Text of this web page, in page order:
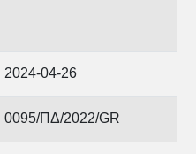
2024-04-26
0095/ΠΔ/2022/GR